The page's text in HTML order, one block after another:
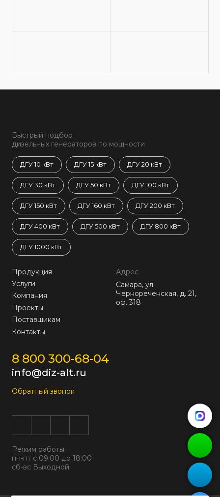
Быстрый подбор
дизельных генераторов по мощности
ДГУ 10 кВт ДГУ 15 кВт ДГУ 20 кВт
ДГУ 30 кВт ДГУ 50 кВт ДГУ 100 кВт
ДГУ 150 кВт ДГУ 160 кВт ДГУ 200 кВт
ДГУ 400 кВт ДГУ 500 кВт ДГУ 800 кВт
ДГУ 1000 кВт
Продукция
Услуги
Компания
Проекты
Поставщикам
Контакты
Адрес
Самара, ул.
Чернореченская, д. 21,
оф. 318
8 800 300-68-04
info@diz-alt.ru
Обратный звонок
Режим работы
пн-пт с 09:00 до 18:00
сб-вс Выходной